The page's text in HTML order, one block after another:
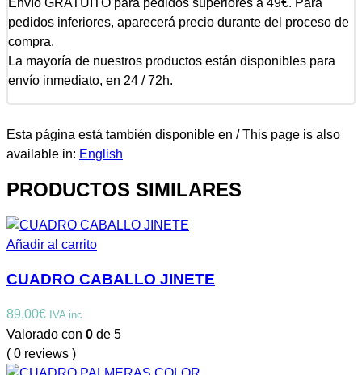
Envío GRATUITO para pedidos superiores a 49€. Para
pedidos inferiores, aparecerá precio durante del proceso de
compra.
La mayoría de nuestros productos están disponibles para
envío inmediato, en 24 / 72h.
Esta página está también disponible en / This page is also
available in: English
PRODUCTOS SIMILARES
Añadir al carrito
CUADRO CABALLO JINETE
89,00€ IVA inc
Valorado con 0 de 5
( 0 reviews )